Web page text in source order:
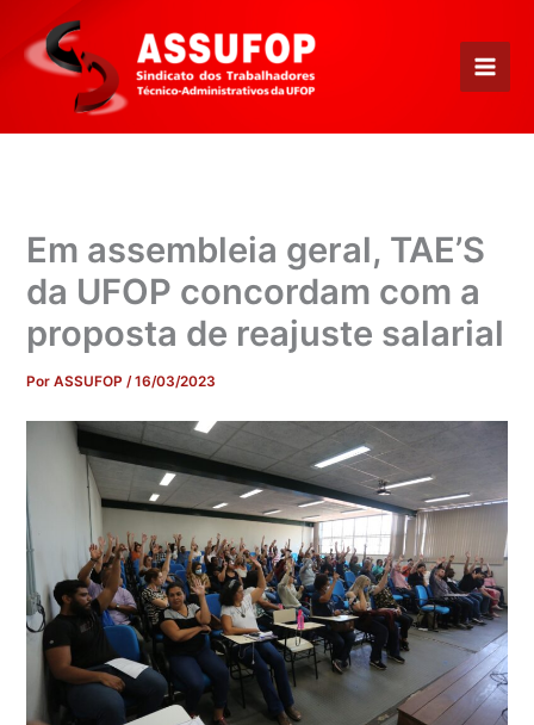
para
conteúdo
Em assembleia geral, TAE’S
da UFOP concordam com a
proposta de reajuste salarial
PorASSUFOP/16/03/2023